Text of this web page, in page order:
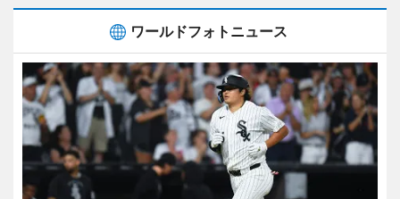
ワールドフォトニュース